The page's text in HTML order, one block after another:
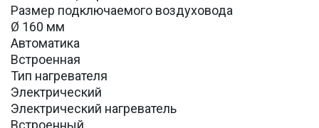
Размер подключаемого воздуховода
Ø 160 мм
Автоматика
Встроенная
Тип нагревателя
Электрический
Электрический нагреватель